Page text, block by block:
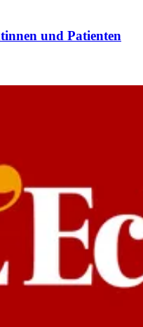
und Patienten